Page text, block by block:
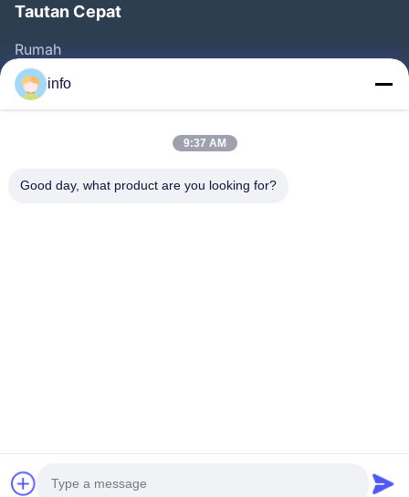
Tautan Cepat
Rumah
Produk
Video
Wisata Pabrik
©2017- Zhangjiagang Langbo Machinery Co. Ltd.. Semua hak dilindungi
info
9:37 AM
Good day, what product are you looking for?